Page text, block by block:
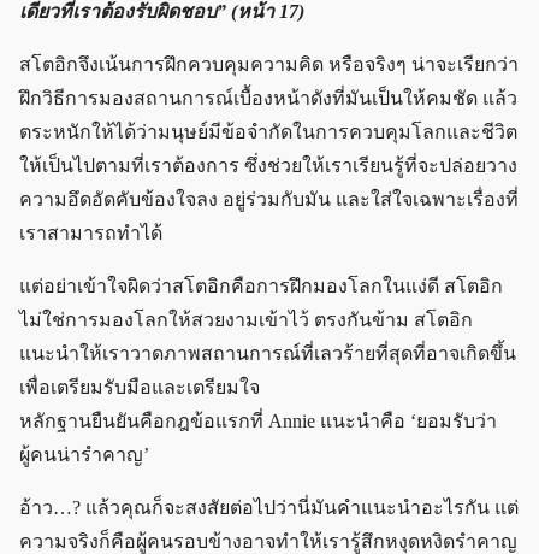
เดียวที่เราต้องรับผิดชอบ” (หน้า 17)
สโตอิกจึงเน้นการฝึกควบคุมความคิด หรือจริงๆ น่าจะเรียกว่า
ฝึกวิธีการมองสถานการณ์เบื้องหน้าดังที่มันเป็นให้คมชัด แล้ว
ตระหนักให้ได้ว่ามนุษย์มีข้อจำกัดในการควบคุมโลกและชีวิต
ให้เป็นไปตามที่เราต้องการ ซึ่งช่วยให้เราเรียนรู้ที่จะปล่อยวาง
ความอึดอัดคับข้องใจลง อยู่ร่วมกับมัน และใส่ใจเฉพาะเรื่องที่
เราสามารถทำได้
แต่อย่าเข้าใจผิดว่าสโตอิกคือการฝึกมองโลกในแง่ดี สโตอิก
ไม่ใช่การมองโลกให้สวยงามเข้าไว้ ตรงกันข้าม สโตอิก
แนะนำให้เราวาดภาพสถานการณ์ที่เลวร้ายที่สุดที่อาจเกิดขึ้น
เพื่อเตรียมรับมือและเตรียมใจ
หลักฐานยืนยันคือกฎข้อแรกที่ Annie แนะนำคือ ‘ยอมรับว่า
ผู้คนน่ารำคาญ’
อ้าว…? แล้วคุณก็จะสงสัยต่อไปว่านี่มันคำแนะนำอะไรกัน แต่
ความจริงก็คือผู้คนรอบข้างอาจทำให้เรารู้สึกหงุดหงิดรำคาญ